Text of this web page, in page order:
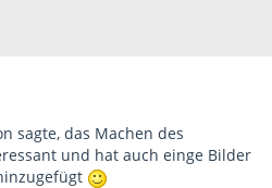
sagte, das Machen des
und hat auch einge Bilder